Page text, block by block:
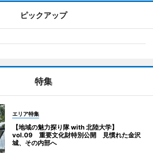
ピックアップ
特集
エリア特集
【地域の魅力探り隊 with 北陸大学】
vol.09 重要文化財特別公開 見慣れた金沢
城、その内部へ